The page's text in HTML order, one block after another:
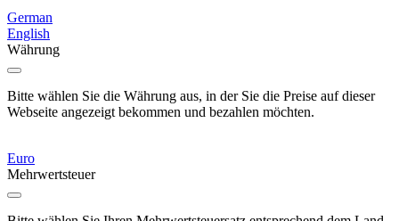
German
English
Währung
Bitte wählen Sie die Währung aus, in der Sie die Preise auf dieser
Webseite angezeigt bekommen und bezahlen möchten.
Euro
Mehrwertsteuer